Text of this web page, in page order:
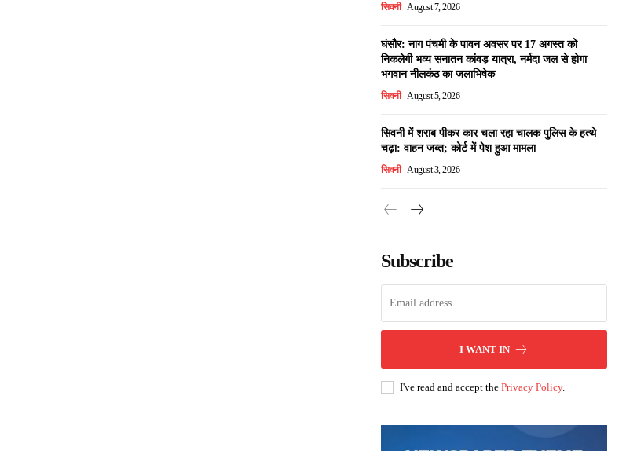
सिवनी August 7, 2026
घंसौर: नाग पंचमी के पावन अवसर पर 17 अगस्त को
निकलेगी भव्य सनातन कांवड़ यात्रा, नर्मदा जल से होगा
भगवान नीलकंठ का जलाभिषेक
सिवनी August 5, 2026
सिवनी में शराब पीकर कार चला रहा चालक पुलिस के हत्थे
चढ़ा: वाहन जब्त; कोर्ट में पेश हुआ मामला
सिवनी August 3, 2026
Subscribe
I WANT IN
I've read and accept the Privacy Policy.